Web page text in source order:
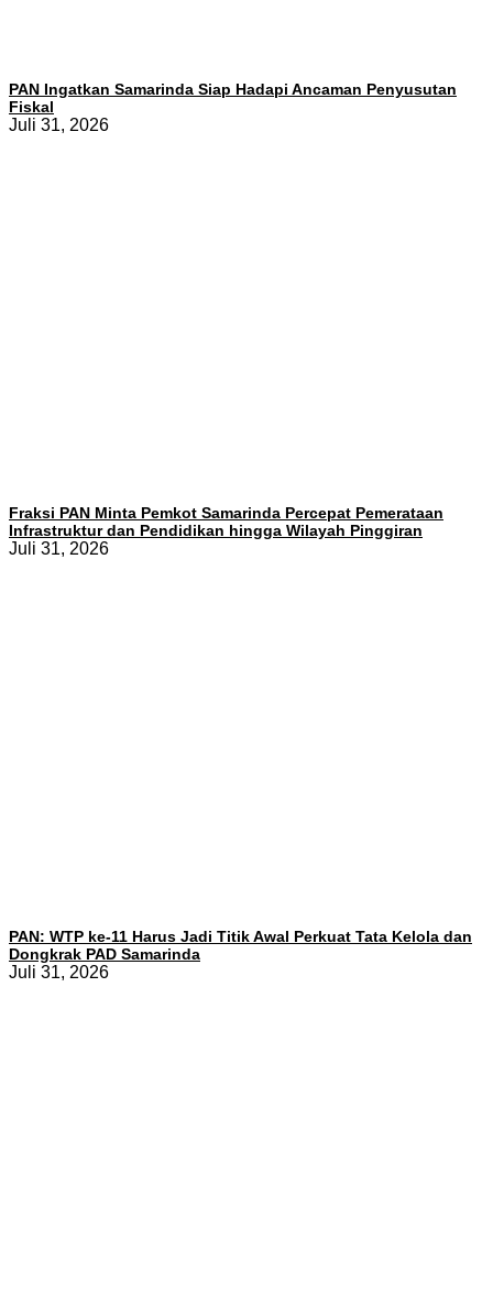
PAN Ingatkan Samarinda Siap Hadapi Ancaman Penyusutan
Fiskal
Juli 31, 2026
Fraksi PAN Minta Pemkot Samarinda Percepat Pemerataan
Infrastruktur dan Pendidikan hingga Wilayah Pinggiran
Juli 31, 2026
PAN: WTP ke-11 Harus Jadi Titik Awal Perkuat Tata Kelola dan
Dongkrak PAD Samarinda
Juli 31, 2026